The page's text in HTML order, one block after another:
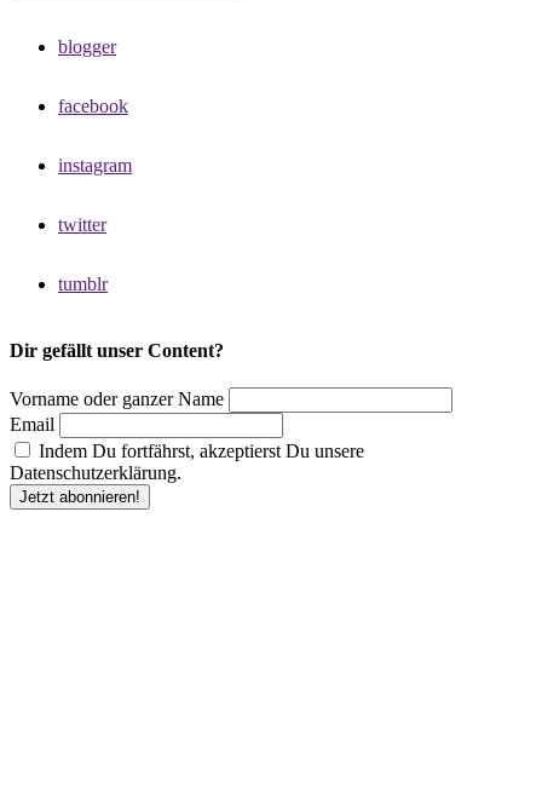
blogger
facebook
instagram
twitter
tumblr
Dir gefällt unser Content?
Vorname oder ganzer Name
Email
Indem Du fortfährst, akzeptierst Du unsere
Datenschutzerklärung.